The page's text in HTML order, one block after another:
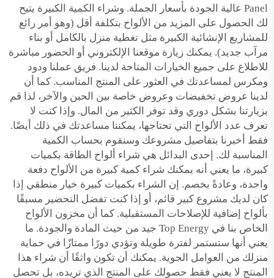
Panel عالية الجودة بأسعار الجملة. وشراء الكمية الكبيرة يتيح
لك الحصول على المزيد من الألواح بتكلفة أقل (وهو أمر رائع
للمشاريع الإنشائية الكبيرة مثل تغطية منزل بالكامل أو بناء
مرآب جديد). يمكنك زيارة موقعنا الإلكتروني أو الحضور مباشرة
للاطلاع على جميع الخيارات المتاحة لدينا. فريق عملنا ودود
ومكرس لمساعدتك في العثور على المنتج المناسب. كما أن
لدينا عروض تخفيضات وعروض خاصة بين الحين والآخر، لذا قم
بزيارتنا بشكل دوري وقد توفر الكثير من المال. وإذا كنت لا
تعرف عدد الألواح التي تحتاجها، يمكننا مساعدتك في ذلك أيضًا.
فقط أخبرنا بتفاصيل مشروعك وسنقوم بحساب الكمية
المناسبة لك. إحدى البدائل هي شراء ألواح الطاقة بكميات
كبيرة، ما يعني أنه يمكنك شراء كمية كبيرة من الألواح دفعة
واحدة، وعادةً بخصم. إن الشراء بكميات كبيرة خيار منطقي إذا
كان لديك مشروع كبير قائم، أو إذا كنت تفضل التحضير مسبقًا
بألواح إضافية للإصلاحات المستقبلية. كما أن مخزون الألواح
الخاص بنا في Top Energy جيد من حيث المادة والجودة. ما
يعني أنها ستستمر لفترة طويلة وتؤدي دورًا ممتازًا في حماية
منزلك من العوامل الجوية. يمكنك أن تكون واثقًا أن شراء هذا
المنتج لا يعني فقط حصولك على المنتج الذي تريده، بل تحصل